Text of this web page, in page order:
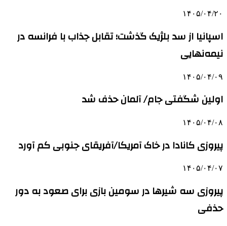
۱۴۰۵/۰۴/۲۰
اسپانیا از سد بلژیک گذشت؛ تقابل جذاب با فرانسه در
نیمه‌نهایی
۱۴۰۵/۰۴/۰۹
اولین شگفتی جام/ آلمان حذف شد
۱۴۰۵/۰۴/۰۸
پیروزی کانادا در خاک آمریکا/آفریقای جنوبی کم آورد
۱۴۰۵/۰۴/۰۷
پیروزی سه شیرها در سومین بازی برای صعود به دور
حذفی